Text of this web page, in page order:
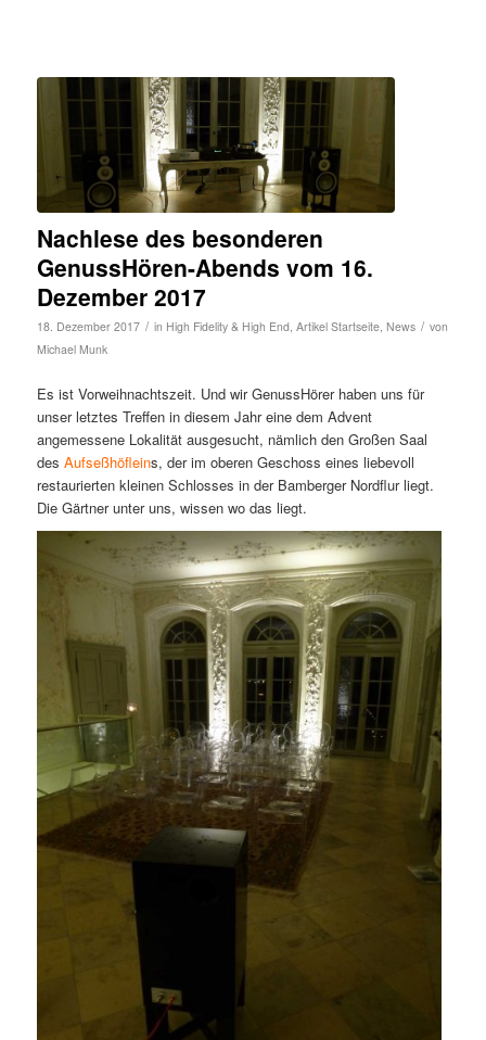
Nachlese des besonderen
GenussHören-Abends vom 16.
Dezember 2017
18. Dezember 2017 / in High Fidelity & High End, Artikel Startseite, News / von
Michael Munk
Es ist Vorweihnachtszeit. Und wir GenussHörer haben uns für
unser letztes Treffen in diesem Jahr eine dem Advent
angemessene Lokalität ausgesucht, nämlich den Großen Saal
des Aufseßhöfleins, der im oberen Geschoss eines liebevoll
restaurierten kleinen Schlosses in der Bamberger Nordflur liegt.
Die Gärtner unter uns, wissen wo das liegt.